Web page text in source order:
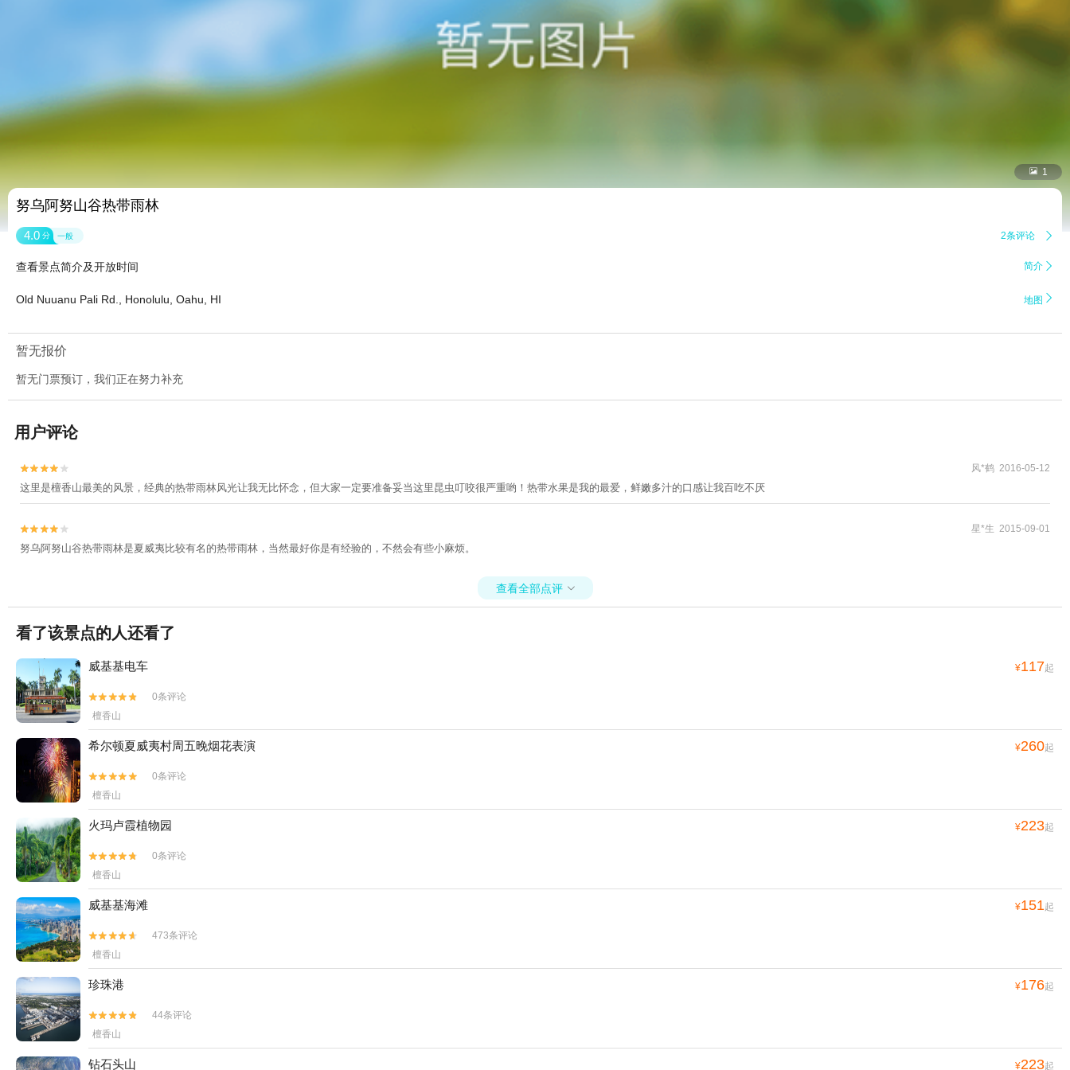
 1
努乌阿努山谷热带雨林
4.0 分 一般 2条评论 
查看景点简介及开放时间 简介 
Old Nuuanu Pali Rd., Honolulu, Oahu, HI 地图 
暂无报价
暂无门票预订，我们正在努力补充
用户评论

 风*鹤 2016-05-12
这里是檀香山最美的风景，经典的热带雨林风光让我无比怀念，但大家一定要准备妥当这里昆虫叮咬很严重哟！热带水果是我的最爱，鲜嫩多汁的口感让我百吃不厌

 星*生 2015-09-01
努乌阿努山谷热带雨林是夏威夷比较有名的热带雨林，当然最好你是有经验的，不然会有些小麻烦。
查看全部点评 
看了该景点的人还看了
威基基电车 ¥117起


0条评论
檀香山
希尔顿夏威夷村周五晚烟花表演 ¥260起


0条评论
檀香山
火玛卢霞植物园 ¥223起


0条评论
檀香山
威基基海滩 ¥151起


473条评论
檀香山
珍珠港 ¥176起


44条评论
檀香山
钻石头山 ¥223起